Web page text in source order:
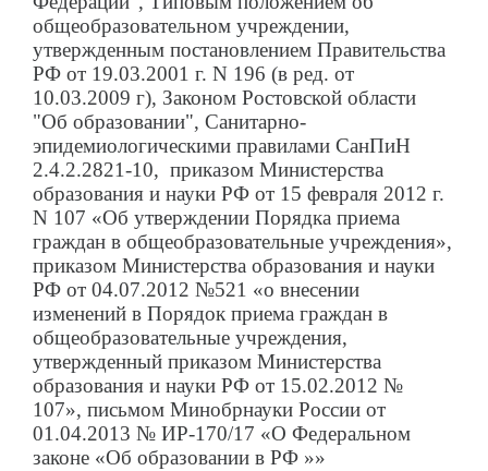
общеобразовательном учреждении,
утвержденным постановлением Правительства
РФ от 19.03.2001 г. N 196 (в ред. от
10.03.2009 г), Законом Ростовской области
"Об образовании", Санитарно-
эпидемиологическими правилами СанПиН
2.4.2.2821-10, приказом Министерства
образования и науки РФ от 15 февраля 2012 г.
N 107 «Об утверждении Порядка приема
граждан в общеобразовательные учреждения»,
приказом Министерства образования и науки
РФ от 04.07.2012 №521 «о внесении
изменений в Порядок приема граждан в
общеобразовательные учреждения,
утвержденный приказом Министерства
образования и науки РФ от 15.02.2012 №
107», письмом Минобрнауки России от
01.04.2013 № ИР-170/17 «О Федеральном
законе «Об образовании в РФ »»